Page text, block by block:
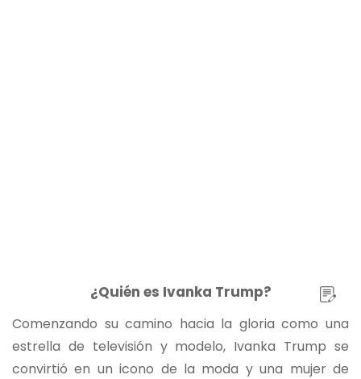
¿Quién es Ivanka Trump?
Comenzando su camino hacia la gloria como una
estrella de televisión y modelo, Ivanka Trump se
convirtió en un icono de la moda y una mujer de